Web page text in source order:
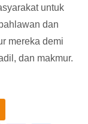
untuk
dan
mereka demi
dan makmur.